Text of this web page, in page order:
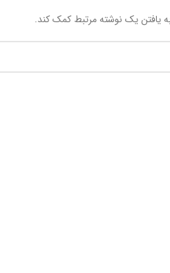
یافتن یک نوشته مرتبط کمک کند.